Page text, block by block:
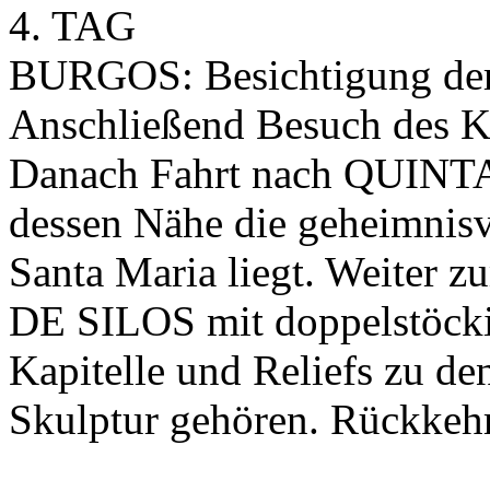
4. TAG
BURGOS: Besichtigung
Anschließend Besuch des
Danach Fahrt nach
dessen Nähe die
Santa Maria liegt. Weiter
DE SILOS mit
Kapitelle und Reliefs zu
Skulptur gehören.